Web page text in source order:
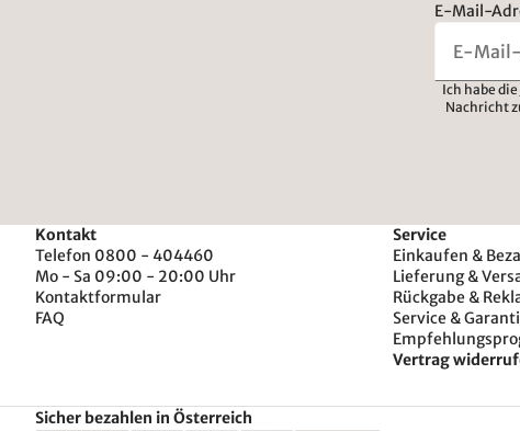
E-Mail-
Ich habe die
Nachricht
Kontakt
Telefon 0800 - 404460
Mo - Sa 09:00 - 20:00 Uhr
Kontaktformular
FAQ
Service
Einkaufen &
Lieferung &
Rückgabe &
Service &
Vertrag
Sicher bezahlen in Österreich